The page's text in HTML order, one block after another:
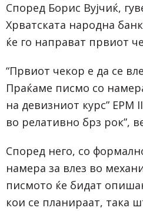
Според Борис Вујчиќ,
Хрватската народна
ќе го направат првиот
“Првиот чекор е да се
Праќаме писмо со
на девизниот курс” ЕРМ
во релативно брз рок”,
Според него, со
намера за влез во
писмото ќе бидат
кои се планираат, така